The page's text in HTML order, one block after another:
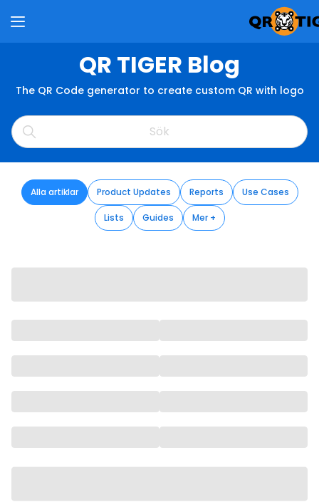
QR TIGER Blog
The QR Code generator to create custom QR with logo
Alla artiklar Product Updates Reports Use Cases
Lists Guides Mer +